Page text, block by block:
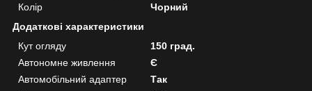
Колір
Чорний
Додаткові характеристики
Кут огляду
150 град.
Автономне живлення
Є
Автомобільний адаптер
Так